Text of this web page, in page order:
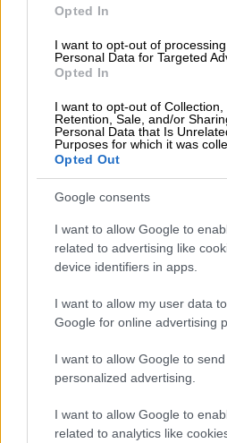
Opted In
I want to opt-out of
Personal Data for Targeted
Opted In
I want to opt-out of Collection,
Retention, Sale, and/or
Personal Data that Is
Purposes for which it was
Opted Out
Google consents
I want to allow Google to
related to advertising like
device identifiers in apps.
I want to allow my user data
Google for online advertising
I want to allow Google to
personalized advertising.
I want to allow Google to
related to analytics like
Η παραλίαΜπέλλα Βράκα
με το νησάκιΜεγάλο
είναι και το τρίτο σε
Συβότων.
,
χάνεται κάτωαπό την
θάλασσας , ενώ το νησί
μέτρα.Όμως σαν η
νερά της θάλασσας, ένας
πλάτους περίπου ενός
μια δίδυμη παραλία που
ξεχαστεί, ενώ η
χωρίς καν να βραχεί